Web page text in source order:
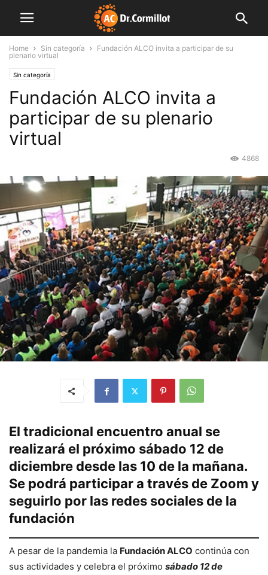
Home Sin categoría
Fundación ALCO invita a participar de su
plenario virtual
Sin categoría
Fundación ALCO invita a
participar de su plenario
virtual
4868
El tradicional encuentro anual se
realizará el próximo sábado 12 de
diciembre desde las 10 de la mañana.
Se podrá participar a través de Zoom y
seguirlo por las redes sociales de la
fundación
A pesar de la pandemia la Fundación ALCO continúa con
sus actividades y celebra el próximo sábado 12 de